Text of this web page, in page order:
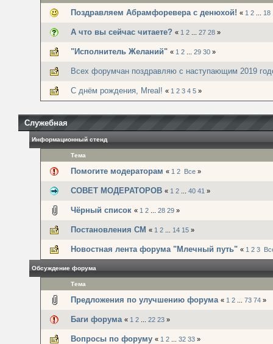
Поздравляем Абрамфоревера с денюхой! « 1 2 18
А что вы сейчас читаете? « 1 2 27 28 »
"Исполнитель Желаний" « 1 2 29 30 »
Всех форумчан поздравляю с наступающим 2019
С днём рождения, Mreal! « 1 2 3 4 5 »
Служебная
Информационный стенд
Тема
Помогите модераторам « 1 2 Все »
СОВЕТ МОДЕРАТОРОВ « 1 2 40 41 »
Чёрный список « 1 2 28 29 »
Постановления СМ « 1 2 14 15 »
Новостная лента форума "Млечный путь" « 1 2 3
Обсуждение форума
Тема
Предложения по улучшению форума « 1 2 73 74 »
Баги форума « 1 2 22 23 »
Вопросы по форуму « 1 2 32 33 »